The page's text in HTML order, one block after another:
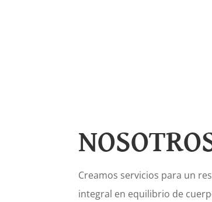
Creamos servicios para un
integral en equilibrio de